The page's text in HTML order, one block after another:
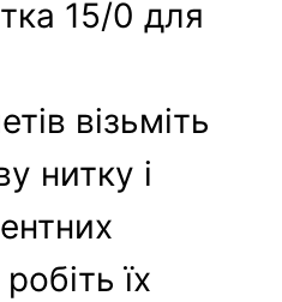
15/0 для
візьміть
нитку і
їх